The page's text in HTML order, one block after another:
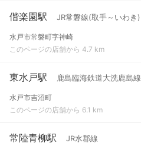
偕楽園駅 JR常磐線(取手～いわき)
水戸市常磐町字神崎
このページの店舗から 4.7 km
東水戸駅 鹿島臨海鉄道大洗鹿島線
水戸市吉沼町
このページの店舗から 6.1 km
常陸青柳駅 JR水郡線